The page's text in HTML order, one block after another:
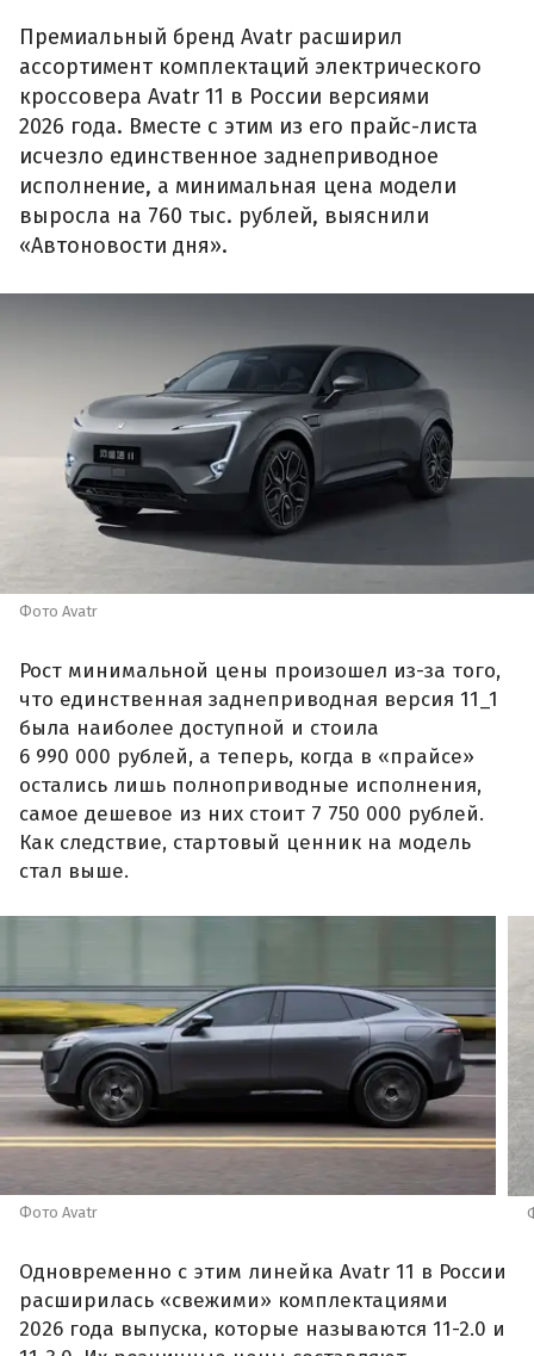
Премиальный бренд Avatr расширил
ассортимент комплектаций электрического
кроссовера Avatr 11 в России версиями
2026 года. Вместе с этим из его прайс-листа
исчезло единственное заднеприводное
исполнение, а минимальная цена модели
выросла на 760 тыс. рублей, выяснили
«Автоновости дня».
Фото Avatr
Рост минимальной цены произошел из-за того,
что единственная заднеприводная версия 11_1
была наиболее доступной и стоила
6 990 000 рублей, а теперь, когда в «прайсе»
остались лишь полноприводные исполнения,
самое дешевое из них стоит 7 750 000 рублей.
Как следствие, стартовый ценник на модель
стал выше.
Фото Avatr
Одновременно с этим линейка Avatr 11 в России
расширилась «свежими» комплектациями
2026 года выпуска, которые называются 11-2.0 и